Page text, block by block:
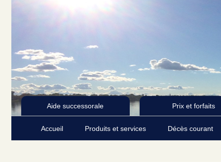
Aide successorale Prix et forfaits
Accueil Produits et services Décès courant